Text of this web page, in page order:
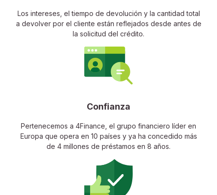
Los intereses, el tiempo de devolución y la cantidad total
a devolver por el cliente están reflejados desde antes de
la solicitud del crédito.
Confianza
Pertenecemos a 4Finance, el grupo financiero líder en
Europa que opera en 10 países y ya ha concedido más
de 4 millones de préstamos en 8 años.